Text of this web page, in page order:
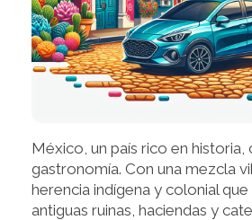
México, un país rico en historia,
gastronomía. Con una mezcla
herencia indígena y colonial
antiguas ruinas, haciendas y